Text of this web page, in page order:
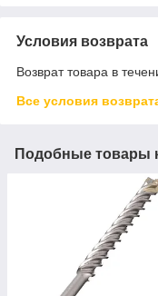
Условия возврата
Возврат товара в
Все условия
Подобные товары